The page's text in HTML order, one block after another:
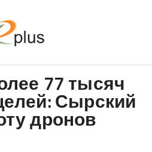
77 тысяч
Сырский
дронов